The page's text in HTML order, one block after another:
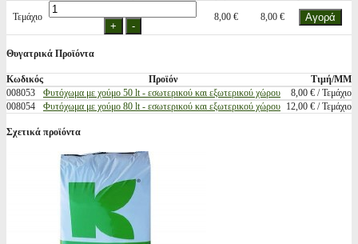
Τεμάχιο 8,00 € 8,00 €
Θυγατρικά Προϊόντα
Κωδικός Προϊόν
Τιμή/ΜΜ
008053
Φυτόχωμα με χούμο 50 lt - εσωτερικού και εξωτερικού χώρου
8,00 € / Τεμάχιο
008054
Φυτόχωμα με χούμο 80 lt - εσωτερικού και εξωτερικού χώρου 12,00 € / Τεμάχιο
Σχετικά προϊόντα